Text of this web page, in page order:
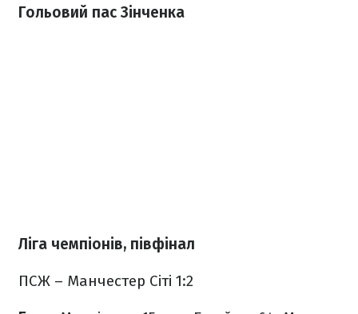
Гольовий пас Зінченка
Ліга чемпіонів, півфінал
ПСЖ – Манчестер Сіті 1:2